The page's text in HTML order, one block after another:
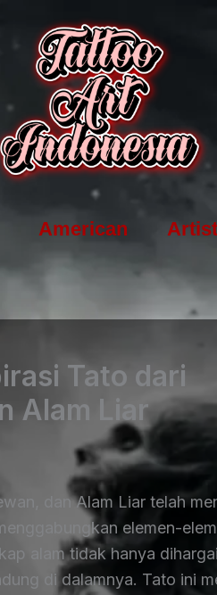
American Artist
Tato dari
Alam Liar
dan Alam Liar telah
elemen-
alam tidak hanya
di dalamnya. Tato ini